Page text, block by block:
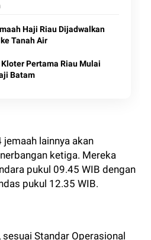
Haji Riau Dijadwalkan
Tanah Air
Pertama Riau Mulai
Batam
lainnya akan
ketiga. Mereka
pukul 09.45 WIB dengan
pukul 12.35 WIB.
Standar Operasional